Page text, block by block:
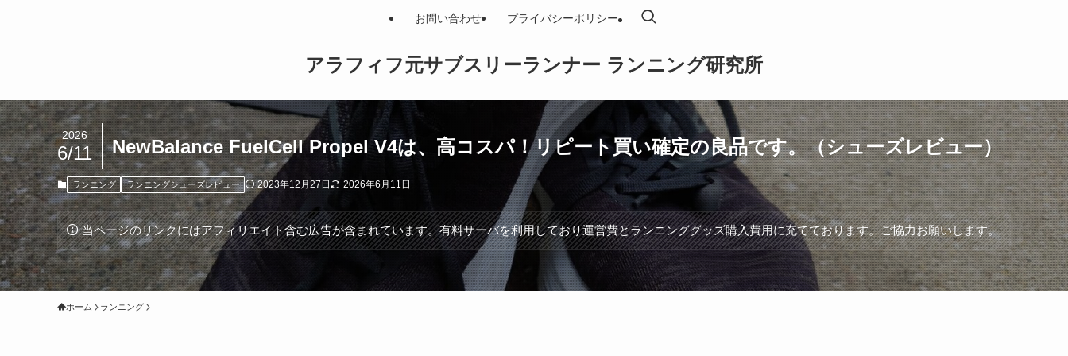
アラフィフ元サブスリーランナー ランニング研究所
お問い合わせ プライバシーポリシー
NewBalance FuelCell Propel V4は、高コスパ！リピート買い確定の良品です。（シューズレビュー）
2026
6/11
ランニング ランニングシューズレビュー 2023年12月27日 2026年6月11日
当ページのリンクにはアフィリエイト含む広告が含まれています。有料サーバを利用しており運営費とランニンググッズ購入費用に充てております。ご協力お願いします。
ホーム ランニング